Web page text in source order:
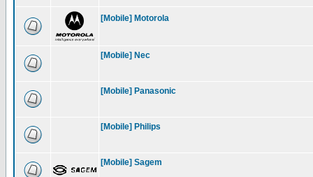
[Mobile] Motorola
[Mobile] Nec
[Mobile] Panasonic
[Mobile] Philips
[Mobile] Sagem